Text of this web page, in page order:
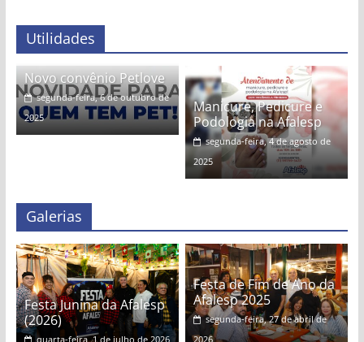
Utilidades
Novo convênio Petlove
segunda-feira, 6 de outubro de
2025
Manicure, Pedicure e
Podologia na Afalesp
segunda-feira, 4 de agosto de
2025
Galerias
Festa Junina da Afalesp
(2026)
quarta-feira, 1 de julho de 2026
Festa de Fim de Ano da
Afalesp 2025
segunda-feira, 27 de abril de
2026